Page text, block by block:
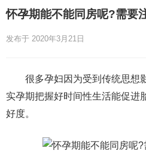
怀孕期能不能同房呢?需要
发布于 2020年3月21日
很多孕妇因为受到传统思想
实孕期把握好时间性生活能促进
好度。